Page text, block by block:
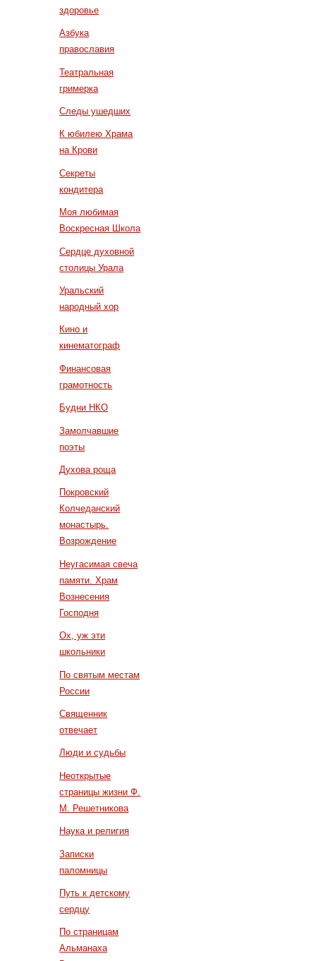
здоровье
Азбука
православия
Театральная
гримерка
Следы ушедших
К юбилею Храма
на Крови
Секреты
кондитера
Моя любимая
Воскресная Школа
Сердце духовной
столицы Урала
Уральский
народный хор
Кино и
кинематограф
Финансовая
грамотность
Будни НКО
Замолчавшие
поэты
Духова роща
Покровский
Колчеданский
монастырь.
Возрождение
Неугасимая свеча
памяти. Храм
Вознесения
Господня
Ох, уж эти
школьники
По святым местам
России
Священник
отвечает
Люди и судьбы
Неоткрытые
страницы жизни Ф.
М. Решетникова
Наука и религия
Записки
паломницы
Путь к детскому
сердцу
По страницам
Альманаха